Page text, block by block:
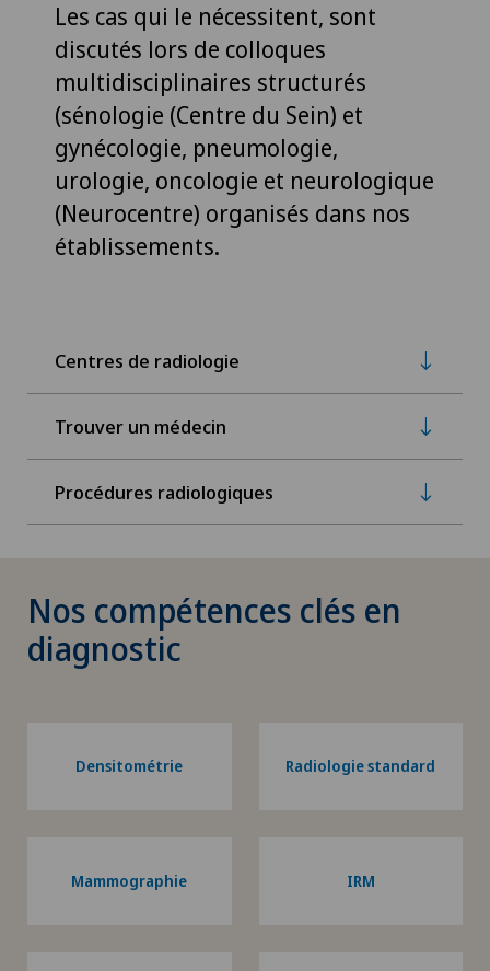
Les cas qui le nécessitent, sont
discutés lors de colloques
multidisciplinaires structurés
(sénologie (Centre du Sein) et
gynécologie, pneumologie,
urologie, oncologie et neurologique
(Neurocentre) organisés dans nos
établissements.
Centres de radiologie
Trouver un médecin
Procédures radiologiques
Nos compétences clés en
diagnostic
Densitométrie Radiologie standard
Mammographie IRM